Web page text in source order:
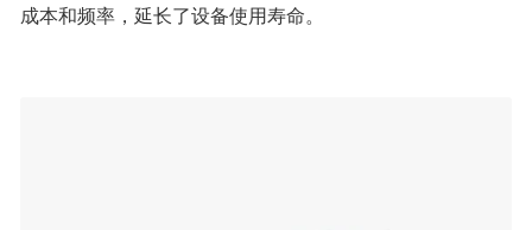
成本和频率，延长了设备使用寿命。